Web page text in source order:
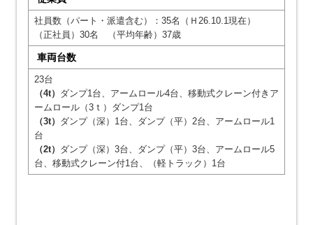
社員数（パート・派遣含む）：35名（Ｈ26.10.1現在）
（正社員）30名 （平均年齢）37歳
車両台数
23台
（4t） ダンプ1台、アームロール4台、移動式クレーン付きア
ームロール（3ｔ）ダンプ1台
（3t） ダンプ（深）1台、ダンプ（平）2台、アームロール1
台
（2t） ダンプ（深）3台、ダンプ（平）3台、アームロール5
台、移動式クレーン付1台、（軽トラック）1台